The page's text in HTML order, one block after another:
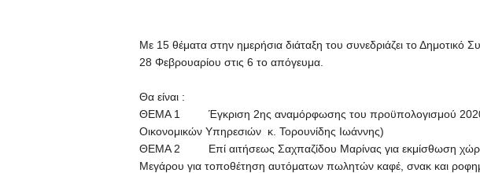
Με 15 θέματα στην ημερήσια διάταξη του συνεδριάζει το Δημοτικό
28 Φεβρουαρίου στις 6 το απόγευμα.
Θα είναι :
ΘΕΜΑ 1 Έγκριση 2ης αναμόρφωσης του προϋπολογισμού 2020
Οικονομικών Υπηρεσιών κ. Τορουνίδης Ιωάννης)
ΘΕΜΑ 2 Επί αιτήσεως Σαχπαζίδου Μαρίνας για εκμίσθωση
Μεγάρου για τοποθέτηση αυτόματων πωλητών καφέ, σνακ και